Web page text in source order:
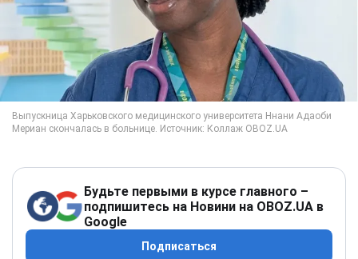
Будьте первыми в курсе главного –
подпишитесь на Новини на OBOZ.UA в
Google
Подписаться